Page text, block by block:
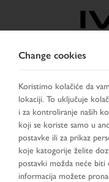
IZABERITE ZEMLJU
Toggle
navigation
MENU
Change cookies
Koristimo kolačiće da
lokaciji. To uključuje
i za kontroliranje naših
koji se koriste samo u
postavke ili za prikaz
koje katogorije želite
postavki možda neće biti
informacija možete